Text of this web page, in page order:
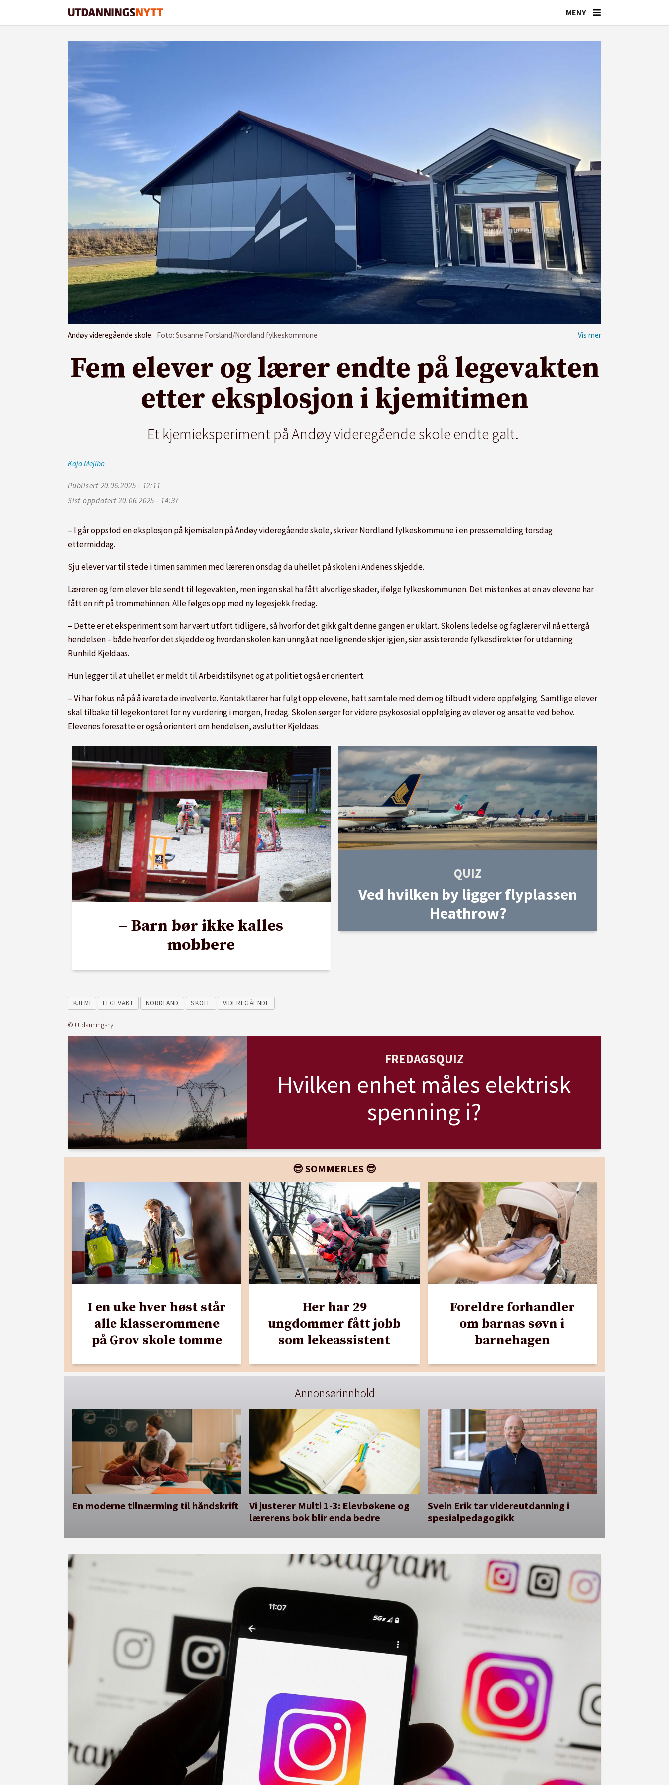
Andøy videregående skole. Foto: Susanne Forsland/Nordland fylkeskommune
Fem elever og lærer endte på legevakten
etter eksplosjon i kjemitimen
Et kjemieksperiment på Andøy videregående skole endte galt.
KajaMejlbo
Publisert
20.06.2025 - 12:11
Sist oppdatert
20.06.2025 - 14:37
– I går oppstod en eksplosjon på kjemisalen på Andøy videregående skole, skriver Nordland fylkeskommune i en pressemelding torsdag
ettermiddag.
Sju elever var til stede i timen sammen med læreren onsdag da uhellet på skolen i Andenes skjedde.
Læreren og fem elever ble sendt til legevakten, men ingen skal ha fått alvorlige skader, ifølge fylkeskommunen. Det mistenkes at en av elevene har
fått en rift på trommehinnen. Alle følges opp med ny legesjekk fredag.
– Dette er et eksperiment som har vært utført tidligere, så hvorfor det gikk galt denne gangen er uklart. Skolens ledelse og faglærer vil nå ettergå
hendelsen – både hvorfor det skjedde og hvordan skolen kan unngå at noe lignende skjer igjen, sier assisterende fylkesdirektør for utdanning
Runhild Kjeldaas.
Hun legger til at uhellet er meldt til Arbeidstilsynet og at politiet også er orientert.
– Vi har fokus nå på å ivareta de involverte. Kontaktlærer har fulgt opp elevene, hatt samtale med dem og tilbudt videre oppfølging. Samtlige elever
skal tilbake til legekontoret for ny vurdering i morgen, fredag. Skolen sørger for videre psykososial oppfølging av elever og ansatte ved behov.
Elevenes foresatte er også orientert om hendelsen, avslutter Kjeldaas.
– Barn bør ikke kalles
mobbere
QUIZ
Ved hvilken by ligger flyplassen
Heathrow?
KJEMI LEGEVAKT NORDLAND SKOLE VIDEREGÅENDE
© Utdanningsnytt
FREDAGSQUIZ
Hvilken enhet måles elektrisk
spenning i?
😎 SOMMERLES 😎
I en uke hver høst står
alle klasserommene
på Grov skole tomme
Her har 29
ungdommer fått jobb
som lekeassistent
Foreldre forhandler
om barnas søvn i
barnehagen
Annonsørinnhold
En moderne tilnærming til håndskrift
Vi justerer Multi 1-3: Elevbøkene og
lærerens bok blir enda bedre
Svein Erik tar videreutdanning i
spesialpedagogikk